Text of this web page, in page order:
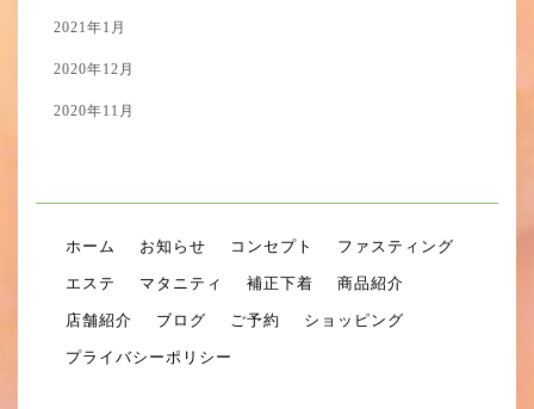
2021年1月
2020年12月
2020年11月
ホーム お知らせ コンセプト ファスティング
エステ マタニティ 補正下着 商品紹介
店舗紹介 ブログ ご予約 ショッピング
プライバシーポリシー